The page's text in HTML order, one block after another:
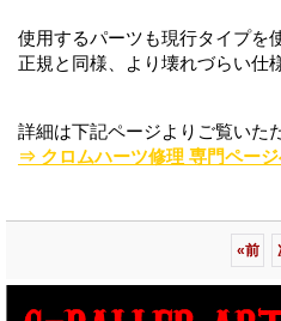
使用するパーツも現行タイプを
正規と同様、より壊れづらい仕
詳細は下記ページよりご覧いた
⇒ クロムハーツ修理 専門ペー
«前